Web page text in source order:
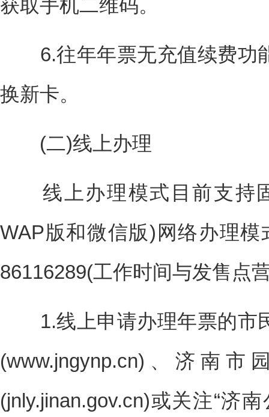
获取手机二维码。
6.往年年票无充值续费功
换新卡。
(二)线上办理
线上办理模式目前支持
WAP版和微信版)网络办理
86116289(工作时间与发售点
1.线上申请办理年票的市
(www.jngynp.cn)、济南
(jnly.jinan.gov.cn)或关注“济